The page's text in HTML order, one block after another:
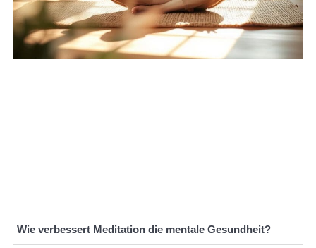
Wie verbessert Meditation die mentale Gesundheit?